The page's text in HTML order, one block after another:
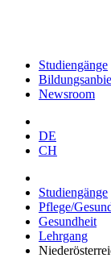
Studiengänge
Newsroom
DE
CH
Studiengänge
Pflege/
Gesundheit
Lehrgang